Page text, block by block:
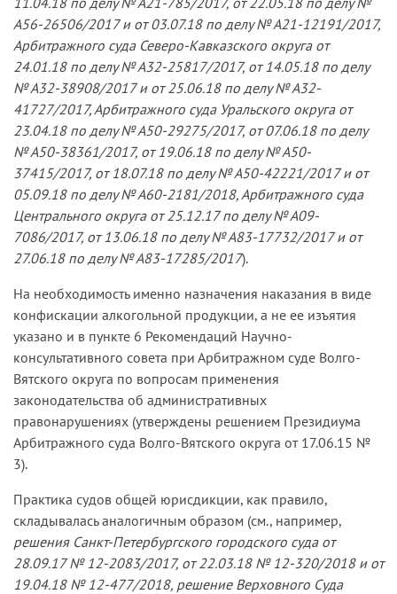
А56-26506/2017 и от 03.07.18 по делу № А21-12191/2017,
Арбитражного суда Северо-Кавказского округа от
24.01.18 по делу № А32-25817/2017, от 14.05.18 по делу
№ А32-38908/2017 и от 25.06.18 по делу № А32-
41727/2017, Арбитражного суда Уральского округа от
23.04.18 по делу № А50-29275/2017, от 07.06.18 по делу
№ А50-38361/2017, от 19.06.18 по делу № А50-
37415/2017, от 18.07.18 по делу № А50-42221/2017 и от
05.09.18 по делу № А60-2181/2018, Арбитражного суда
Центрального округа от 25.12.17 по делу № А09-
7086/2017, от 13.06.18 по делу № А83-17732/2017 и от
27.06.18 по делу № А83-17285/2017).
На необходимость именно назначения наказания в виде
конфискации алкогольной продукции, а не ее изъятия
указано и в пункте 6 Рекомендаций Научно-
консультативного совета при Арбитражном суде Волго-
Вятского округа по вопросам применения
законодательства об административных
правонарушениях (утверждены решением Президиума
Арбитражного суда Волго-Вятского округа от 17.06.15 №
3).
Практика судов общей юрисдикции, как правило,
складывалась аналогичным образом (см., например,
решения Санкт-Петербургского городского суда от
28.09.17 № 12-2083/2017, от 22.03.18 № 12-320/2018 и от
19.04.18 № 12-477/2018, решение Верховного Суда